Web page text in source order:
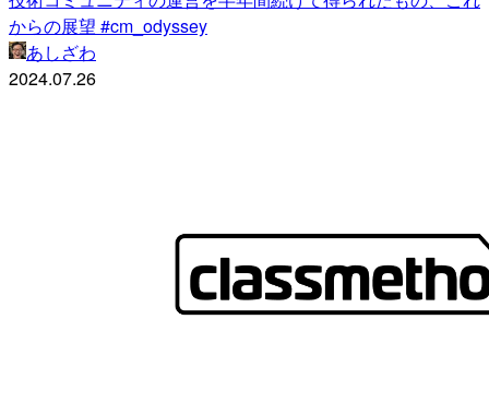
からの展望 #cm_odyssey
あしざわ
2024.07.26